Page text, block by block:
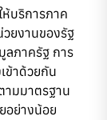
บริการภาค
ยงานของรัฐ
ลภาครัฐ การ
ข้าด้วยกัน
ามมาตรฐาน
อย่างน้อย